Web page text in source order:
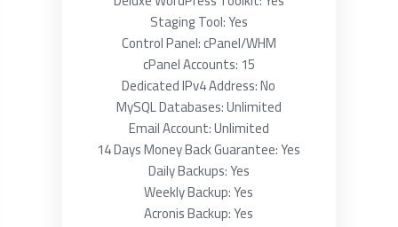
Staging Tool: Yes
Control Panel: cPanel/WHM
cPanel Accounts: 15
Dedicated IPv4 Address: No
MySQL Databases: Unlimited
Email Account: Unlimited
14 Days Money Back Guarantee: Yes
Daily Backups: Yes
Weekly Backup: Yes
Acronis Backup: Yes